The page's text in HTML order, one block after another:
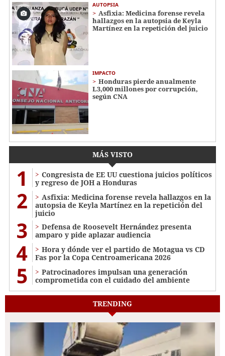
AUTOPSIA
Asfixia: Medicina forense revela
hallazgos en la autopsia de Keyla
Martínez en la repetición del juicio
IMPACTO
Honduras pierde anualmente
L3,000 millones por corrupción,
según CNA
MÁS VISTO
1
Congresista de EE UU cuestiona juicios políticos
y regreso de JOH a Honduras
2
Asfixia: Medicina forense revela hallazgos en la
autopsia de Keyla Martínez en la repetición del
juicio
3
Defensa de Roosevelt Hernández presenta
amparo y pide aplazar audiencia
4
Hora y dónde ver el partido de Motagua vs CD
Fas por la Copa Centroamericana 2026
5
Patrocinadores impulsan una generación
comprometida con el cuidado del ambiente
TRENDING